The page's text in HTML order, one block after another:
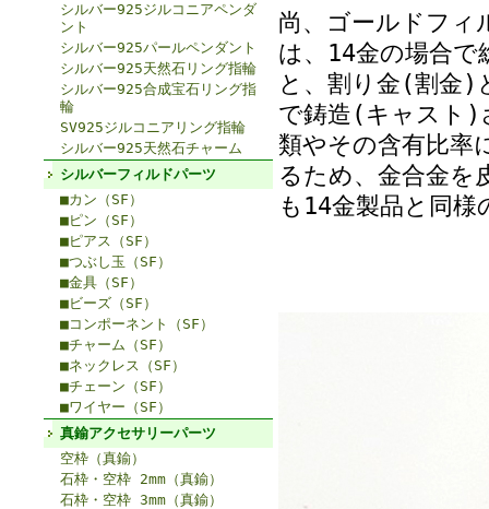
シルバー925ジルコニアペンダ
ント
シルバー925パールペンダント
シルバー925天然石リング指輪
シルバー925合成宝石リング指
輪
SV925ジルコニアリング指輪
シルバー925天然石チャーム
シルバーフィルドパーツ
■カン（SF）
■ピン（SF）
■ピアス（SF）
■つぶし玉（SF）
■金具（SF）
■ビーズ（SF）
■コンポーネント（SF）
■チャーム（SF）
■ネックレス（SF）
■チェーン（SF）
■ワイヤー（SF）
真鍮アクセサリーパーツ
空枠（真鍮）
石枠・空枠 2mm（真鍮）
石枠・空枠 3mm（真鍮）
尚、ゴールドフィ
は、14金の場合
と、割り金(割金)
で鋳造(キャスト)
類やその含有比率
るため、金合金を
も14金製品と同